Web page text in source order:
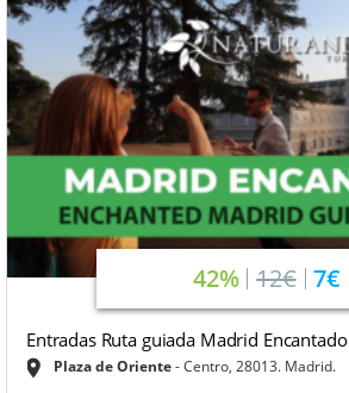
42% 12€ 7€
Entradas Ruta guiada Madrid Encantado
Plaza de Oriente Centro, 28013. Madrid.